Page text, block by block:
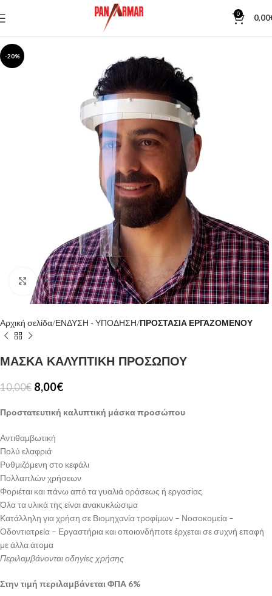
0 0,00
-20%
Κλίκ για μεγέθυνση
Αρχική σελίδα ΕΝΔΥΣΗ - ΥΠΟΔΗΣΗ ΠΡΟΣΤΑΣΙΑ ΕΡΓΑΖΟΜΕΝΟΥ
ΜΑΣΚΑ ΚΑΛΥΠΤΙΚΗ ΠΡΟΣΩΠΟΥ
10,00€ 8,00€
Προστατευτική καλυπτική μάσκα προσώπου
Αντιθαμβωτική
Πολύ ελαφριά
Ρυθμιζόμενη στο κεφάλι
Πολλαπλών χρήσεων
Φοριέται και πάνω από τα γυαλιά οράσεως ή εργασίας
Όλα τα υλικά της είναι ανακυκλώσιμα
Κατάλληλη για χρήση σε Βιομηχανία τροφίμων – Νοσοκομεία –
Οδοντιατρεία – Εργαστήρια και οποιονδήποτε έρχεται σε συχνή επαφή
με άλλα άτομα
Περιλαμβάνονται οδηγίες χρήσης
Στην τιμή περιλαμβάνεται ΦΠΑ 6%